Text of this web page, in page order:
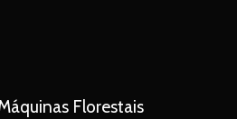
Florestais